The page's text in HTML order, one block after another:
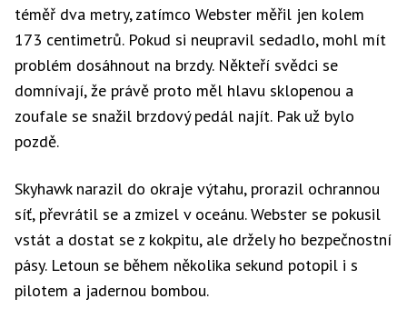
téměř dva metry, zatímco Webster měřil jen kolem
173 centimetrů. Pokud si neupravil sedadlo, mohl mít
problém dosáhnout na brzdy. Někteří svědci se
domnívají, že právě proto měl hlavu sklopenou a
zoufale se snažil brzdový pedál najít. Pak už bylo
pozdě.
Skyhawk narazil do okraje výtahu, prorazil ochrannou
síť, převrátil se a zmizel v oceánu. Webster se pokusil
vstát a dostat se z kokpitu, ale držely ho bezpečnostní
pásy. Letoun se během několika sekund potopil i s
pilotem a jadernou bombou.